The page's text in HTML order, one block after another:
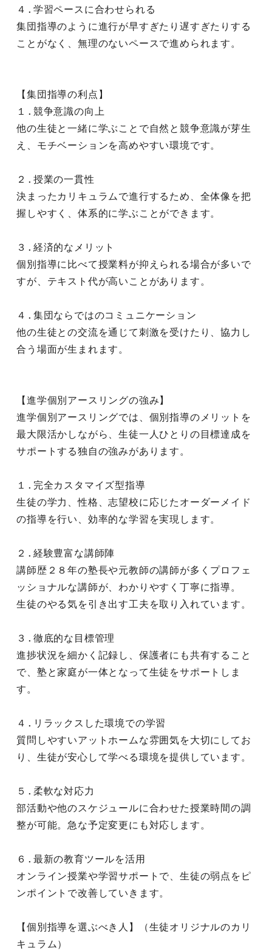
４.学習ペースに合わせられる
集団指導のように進行が早すぎたり遅すぎたりする
ことがなく、無理のないペースで進められます。
【集団指導の利点】
１.競争意識の向上
他の生徒と一緒に学ぶことで自然と競争意識が芽生
え、モチベーションを高めやすい環境です。
２.授業の一貫性
決まったカリキュラムで進行するため、全体像を把
握しやすく、体系的に学ぶことができます。
３.経済的なメリット
個別指導に比べて授業料が抑えられる場合が多いで
すが、テキスト代が高いことがあります。
４.集団ならではのコミュニケーション
他の生徒との交流を通じて刺激を受けたり、協力し
合う場面が生まれます。
【進学個別アースリングの強み】
進学個別アースリングでは、個別指導のメリットを
最大限活かしながら、生徒一人ひとりの目標達成を
サポートする独自の強みがあります。
１.完全カスタマイズ型指導
生徒の学力、性格、志望校に応じたオーダーメイド
の指導を行い、効率的な学習を実現します。
２.経験豊富な講師陣
講師歴２８年の塾長や元教師の講師が多くプロフェ
ッショナルな講師が、わかりやすく丁寧に指導。
生徒のやる気を引き出す工夫を取り入れています。
３.徹底的な目標管理
進捗状況を細かく記録し、保護者にも共有すること
で、塾と家庭が一体となって生徒をサポートしま
す。
４.リラックスした環境での学習
質問しやすいアットホームな雰囲気を大切にしてお
り、生徒が安心して学べる環境を提供しています。
５.柔軟な対応力
部活動や他のスケジュールに合わせた授業時間の調
整が可能。急な予定変更にも対応します。
６.最新の教育ツールを活用
オンライン授業や学習サポートで、生徒の弱点をピ
ンポイントで改善していきます。
【個別指導を選ぶべき人】（生徒オリジナルのカリ
キュラム）